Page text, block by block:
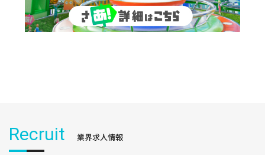
Recruit 業界求人情報